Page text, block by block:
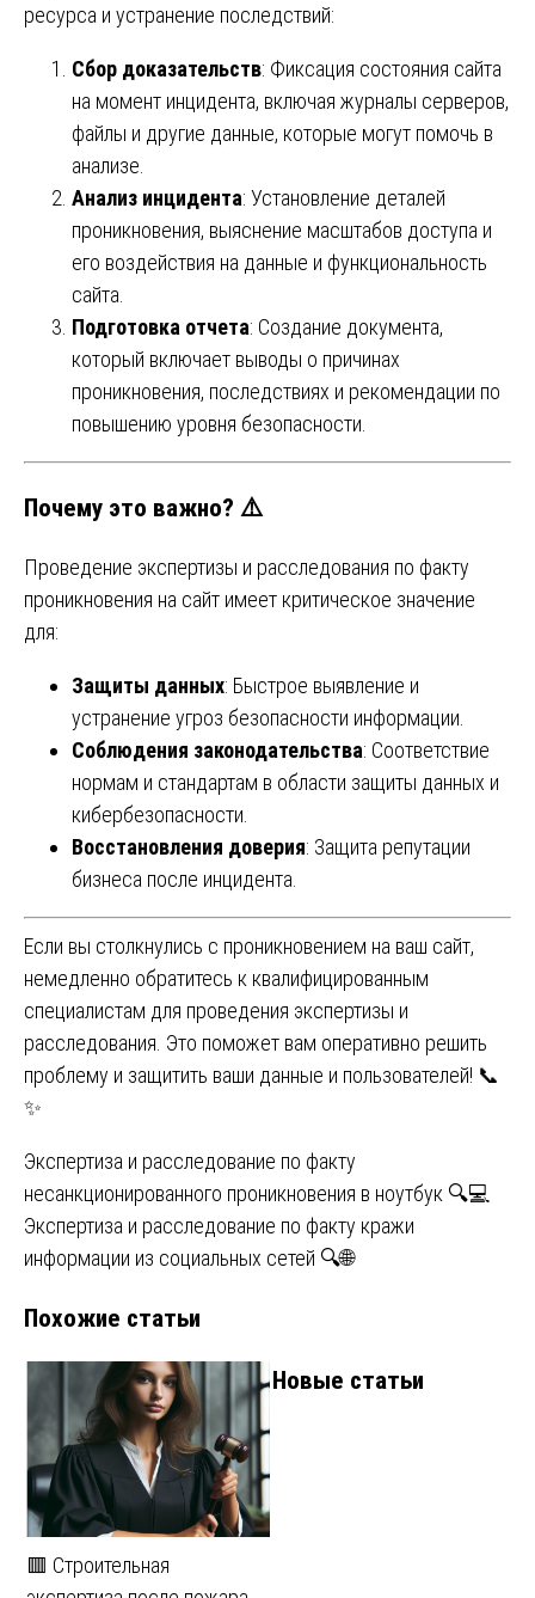
ресурса и устранение последствий:
Сбор доказательств: Фиксация состояния сайта
на момент инцидента, включая журналы серверов,
файлы и другие данные, которые могут помочь в
анализе.
Анализ инцидента: Установление деталей
проникновения, выяснение масштабов доступа и
его воздействия на данные и функциональность
сайта.
Подготовка отчета: Создание документа,
который включает выводы о причинах
проникновения, последствиях и рекомендации по
повышению уровня безопасности.
Почему это важно? ⚠️
Проведение экспертизы и расследования по факту
проникновения на сайт имеет критическое значение
для:
Защиты данных: Быстрое выявление и
устранение угроз безопасности информации.
Соблюдения законодательства: Соответствие
нормам и стандартам в области защиты данных и
кибербезопасности.
Восстановления доверия: Защита репутации
бизнеса после инцидента.
Если вы столкнулись с проникновением на ваш сайт,
немедленно обратитесь к квалифицированным
специалистам для проведения экспертизы и
расследования. Это поможет вам оперативно решить
проблему и защитить ваши данные и пользователей! 📞
✨
Навигация
по
записям
Экспертиза и расследование по факту
несанкционированного проникновения в ноутбук 🔍💻
Экспертиза и расследование по факту кражи
информации из социальных сетей 🔍🌐
Похожие статьи
🟥 Строительная
Новые статьи